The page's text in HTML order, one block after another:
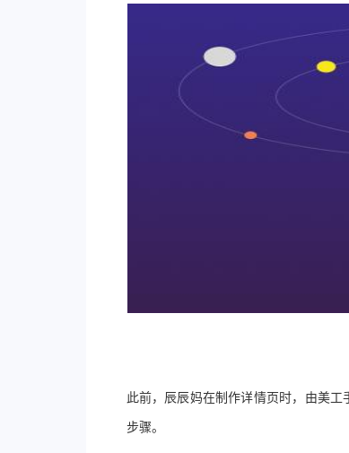
此前， 辰辰妈在制作详情页时， 由美工
步骤。